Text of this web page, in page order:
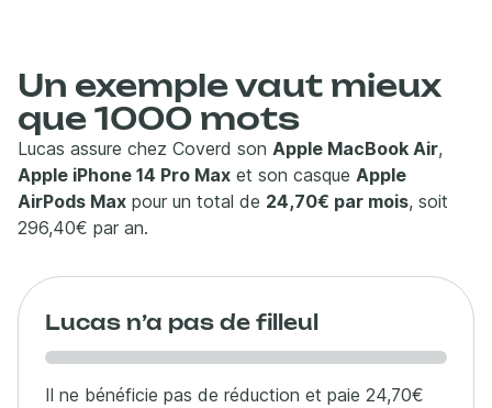
Un exemple vaut mieux
que 1000 mots
Lucas assure chez Coverd son Apple MacBook Air,
Apple iPhone 14 Pro Max et son casque Apple
AirPods Max pour un total de 24,70€ par mois, soit
296,40€ par an.
Lucas n’a pas de filleul
Il ne bénéficie pas de réduction et paie 24,70€